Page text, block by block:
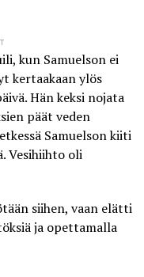
kun Samuelson ei
kertaakaan ylös
Hän keksi nojata
päät veden
Samuelson kiiti
Vesihiihto oli
siihen, vaan elätti
ja opettamalla